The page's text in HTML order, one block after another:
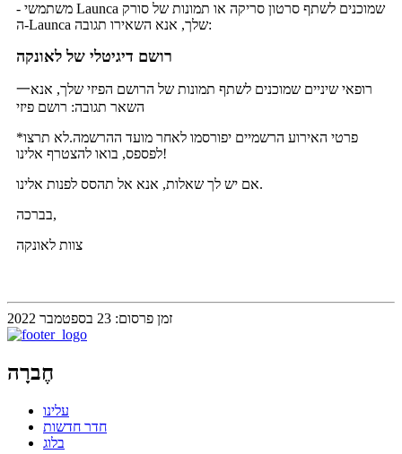
- משתמשי Launca שמוכנים לשתף סרטון סריקה או תמונות של סורק
ה-Launca שלך, אנא השאירו תגובה:
רושם דיגיטלי של לאונקה
一רופאי שיניים שמוכנים לשתף תמונות של הרושם הפיזי שלך, אנא
השאר תגובה: רושם פיזי
*פרטי האירוע הרשמיים יפורסמו לאחר מועד ההרשמה.לא תרצו
לפספס, בואו להצטרף אלינו!
אם יש לך שאלות, אנא אל תהסס לפנות אלינו.
בברכה,
צוות לאונקה
זמן פרסום: 23 בספטמבר 2022
חֶברָה
עלינו
חדר חדשות
בלוג